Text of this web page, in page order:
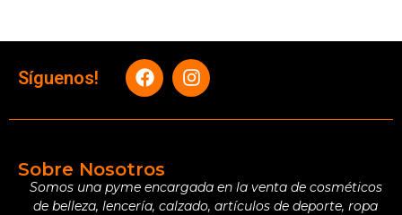
Síguenos!
Sobre Nosotros
Somos una pyme encargada en la venta de cosméticos
de belleza, lencería, calzado, artículos de deporte, ropa